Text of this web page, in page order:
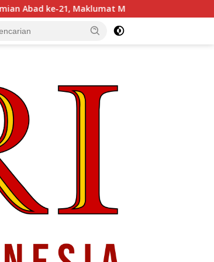
Barat, dan Jalan Panjang Menuju